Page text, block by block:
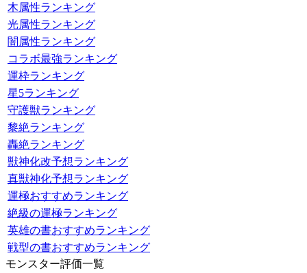
木属性ランキング
光属性ランキング
闇属性ランキング
コラボ最強ランキング
運枠ランキング
星5ランキング
守護獣ランキング
黎絶ランキング
轟絶ランキング
獣神化改予想ランキング
真獣神化予想ランキング
運極おすすめランキング
絶級の運極ランキング
英雄の書おすすめランキング
戦型の書おすすめランキング
モンスター評価一覧